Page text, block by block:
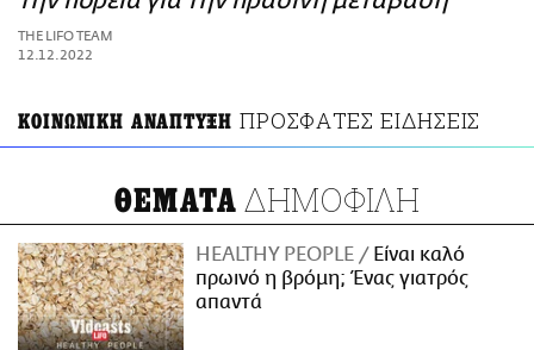
ΑΜΠΑ
PRINT
THE LIFO TEAM
12.12.2022
ΚΟΙΝΩΝΙΚΗ ΑΝΑΠΤΥΞΗ ΠΡΟΣΦΑΤΕΣ ΕΙΔΗΣΕΙΣ
ΘΕΜΑΤΑ ΔΗΜΟΦΙΛΗ
HEALTHY PEOPLE
Είναι καλό
πρωινό η βρόμη; Ένας γιατρός
απαντά